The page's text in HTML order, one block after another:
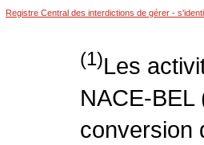
Registre Central des interdictions de gérer -
(1)Les
NACE-BEL
conversion